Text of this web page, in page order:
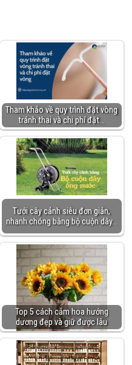
Tham khảo về quy trình đặt vòng
tránh thai và chi phí đặt…
Tưới cây cảnh siêu đơn giản,
nhanh chóng bằng bộ cuộn dây…
Top 5 cách cắm hoa hướng
dương đẹp và giữ được lâu